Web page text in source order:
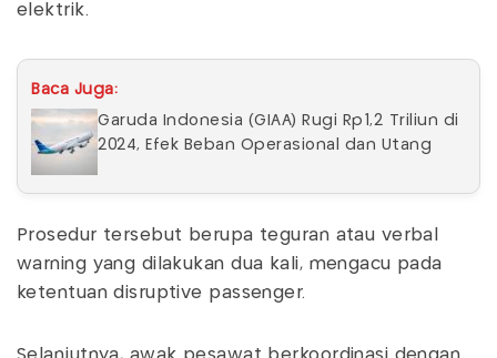
elektrik.
Baca Juga:
Garuda Indonesia (GIAA) Rugi Rp1,2 Triliun di
2024, Efek Beban Operasional dan Utang
Prosedur tersebut berupa teguran atau verbal
warning yang dilakukan dua kali, mengacu pada
ketentuan disruptive passenger.